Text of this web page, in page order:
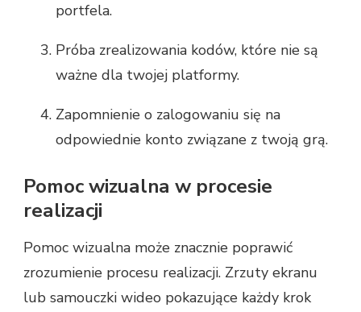
portfela.
Próba zrealizowania kodów, które nie są
ważne dla twojej platformy.
Zapomnienie o zalogowaniu się na
odpowiednie konto związane z twoją grą.
Pomoc wizualna w procesie
realizacji
Pomoc wizualna może znacznie poprawić
zrozumienie procesu realizacji. Zrzuty ekranu
lub samouczki wideo pokazujące każdy krok